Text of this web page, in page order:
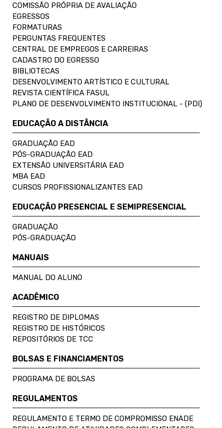
COMISSÃO PRÓPRIA DE AVALIAÇÃO
EGRESSOS
FORMATURAS
PERGUNTAS FREQUENTES
CENTRAL DE EMPREGOS E CARREIRAS
CADASTRO DO EGRESSO
BIBLIOTECAS
DESENVOLVIMENTO ARTÍSTICO E CULTURAL
REVISTA CIENTÍFICA FASUL
PLANO DE DESENVOLVIMENTO INSTITUCIONAL - (PDI)
EDUCAÇÃO A DISTÂNCIA
GRADUAÇÃO EAD
PÓS-GRADUAÇÃO EAD
EXTENSÃO UNIVERSITÁRIA EAD
MBA EAD
CURSOS PROFISSIONALIZANTES EAD
EDUCAÇÃO PRESENCIAL E SEMIPRESENCIAL
GRADUAÇÃO
PÓS-GRADUAÇÃO
MANUAIS
MANUAL DO ALUNO
ACADÊMICO
REGISTRO DE DIPLOMAS
REGISTRO DE HISTÓRICOS
REPOSITÓRIOS DE TCC
BOLSAS E FINANCIAMENTOS
PROGRAMA DE BOLSAS
REGULAMENTOS
REGULAMENTO E TERMO DE COMPROMISSO ENADE